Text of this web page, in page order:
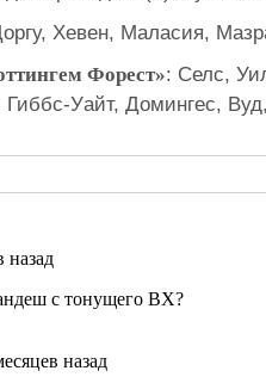
Хевен, Маласия,
Форест»: Селс,
Уайт, Домингес,